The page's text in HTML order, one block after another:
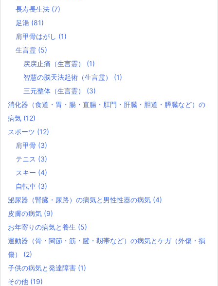
長寿長生法 (7)
足湯 (81)
肩甲骨はがし (1)
生言霊 (5)
戻戻止痛（生言霊） (1)
智慧の脳天法起術（生言霊） (1)
三元整体（生言霊） (3)
消化器（食道・胃・腸・直腸・肛門・肝臓・胆道・膵臓など）の
病気 (12)
スポーツ (12)
肩甲骨 (3)
テニス (3)
スキー (4)
自転車 (3)
泌尿器（腎臓・尿路）の病気と男性性器の病気 (4)
皮膚の病気 (9)
お年寄りの病気と養生 (5)
運動器（骨・関節・筋・腱・靱帯など）の病気とケガ（外傷・損
傷） (2)
子供の病気と発達障害 (1)
その他 (19)